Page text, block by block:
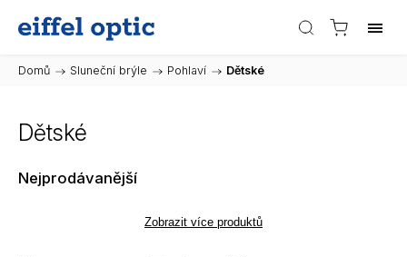
Domů / Sluneční brýle / Pohlaví / Dětské
Dětské
Nejprodávanější
Zobrazit více produktů